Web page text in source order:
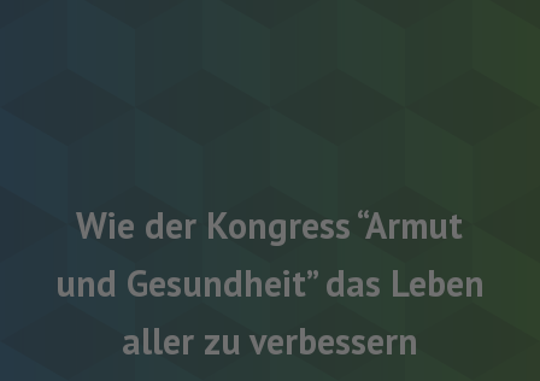
Wie der Kongress “Armut
und Gesundheit” das Leben
aller zu verbessern